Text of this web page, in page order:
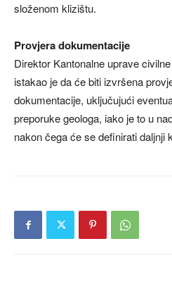
složenom klizištu.
Provjera dokumentacije
Direktor Kantonalne uprave
istakao je da će biti izvršena
dokumentacije, uključujući
preporuke geologa, iako je to u
nakon čega će se definirati daljnji